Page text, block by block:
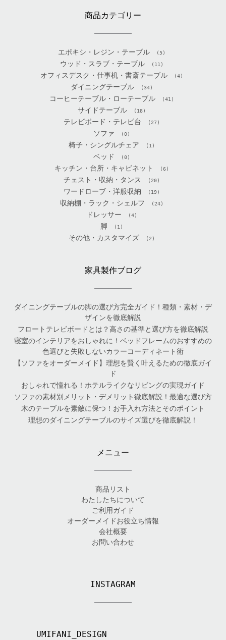
商品カテゴリー
エポキシ・レジン・テーブル (5)
ウッド・スラブ・テーブル (11)
オフィスデスク・仕事机・書斎テーブル (4)
ダイニングテーブル (34)
コーヒーテーブル・ローテーブル (41)
サイドテーブル (18)
テレビボード・テレビ台 (27)
ソファ (0)
椅子・シングルチェア (1)
ベッド (0)
キッチン・台所・キャビネット (6)
チェスト・収納・タンス (20)
ワードローブ・洋服収納 (19)
収納棚・ラック・シェルフ (24)
ドレッサー (4)
脚 (1)
その他・カスタマイズ (2)
家具製作ブログ
ダイニングテーブルの脚の選び方完全ガイド！種類・素材・デ
ザインを徹底解説
フロートテレビボードとは？高さの基準と選び方を徹底解説
寝室のインテリアをおしゃれに！ベッドフレームのおすすめの
色選びと失敗しないカラーコーディネート術
【ソファをオーダーメイド】理想を賢く叶えるための徹底ガイ
ド
おしゃれで憧れる！ホテルライクなリビングの実現ガイド
ソファの素材別メリット・デメリット徹底解説！最適な選び方
木のテーブルを素敵に保つ！お手入れ方法とそのポイント
理想のダイニングテーブルのサイズ選びを徹底解説！
メニュー
商品リスト
わたしたちについて
ご利用ガイド
オーダーメイドお役立ち情報
会社概要
お問い合わせ
INSTAGRAM
UMIFANI_DESIGN